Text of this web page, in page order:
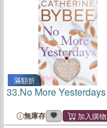
滿額折
33.No More Yesterdays
無庫存